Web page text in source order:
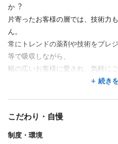
09:30〜19:00／全日
*パートは勤務時間相談可能 時
◆完全週休2日制/完全週休3日制の
◆有給休暇
◆パート：勤務時間、勤務日数等相
09:30〜19:00／全日
9:30〜19:00
*パートは週2日勤務～OK
勤務時間相談可能
休日
◆完全週休3日制選択制
練習も週に一回、他のお店のアシ
す。
集中したい時は、別の日に先輩に
す。
早くスタイリストになりたい方に
「パートで入社して12年。働き続
さん美容師）
範囲でOKと働く環境を与えてくれ
か︖
片寄ったお客様の層では、技術力
ん。
常にトレンドの薬剤や技術をプレ
等で吸収しながら、
幅の広いお客様に愛され、気軽に
択肢が可能です！
働き易さで幅広い年齢の⼈が永く
続き
こだわり・自慢
制度・環境